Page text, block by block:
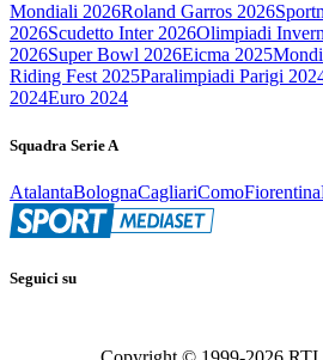
Mondiali 2026Roland Garros 2026
2026Scudetto Inter 2026Olimpiadi
2026Super Bowl 2026Eicma 2025
Riding Fest 2025Paralimpiadi Parigi
2024Euro 2024
Squadra Serie A
AtalantaBolognaCagliariComoFiorentina
Seguici su